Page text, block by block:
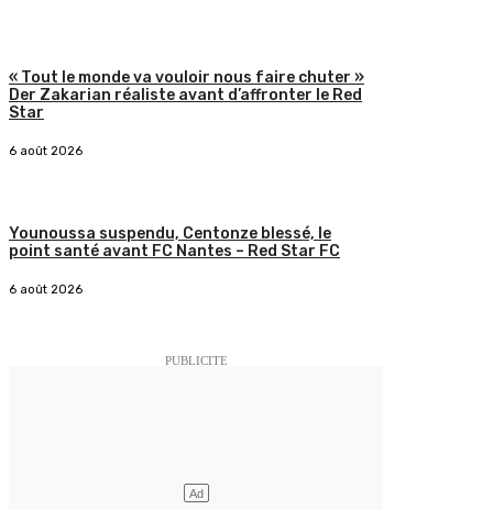
« Tout le monde va vouloir nous faire chuter »
Der Zakarian réaliste avant d’affronter le Red
Star
6 août 2026
Younoussa suspendu, Centonze blessé, le
point santé avant FC Nantes – Red Star FC
6 août 2026